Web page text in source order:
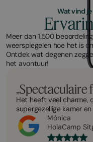
Wat vind
Meer dan 1.500
weerspiegelen hoe het is
Ontdek wat degenen
het avontuur!
„Spectaculaire
Het heeft veel charme,
supergezellige kamer
Mónica
HolaCamp